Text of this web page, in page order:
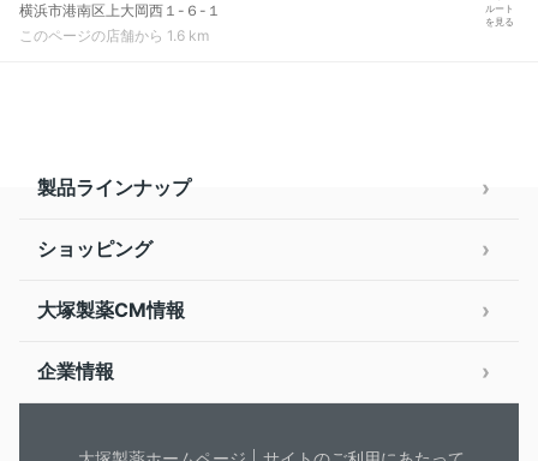
横浜市港南区上大岡西１-６-１
このページの店舗から 1.6 km
ルート
を見る
製品ラインナップ
ショッピング
大塚製薬CM情報
企業情報